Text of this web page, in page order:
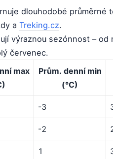
dlouhodobé průměrné
a Treking.cz.
výraznou sezónnost – od
červenec.
max
Prům. denní min
(°C)
-3
-2
1